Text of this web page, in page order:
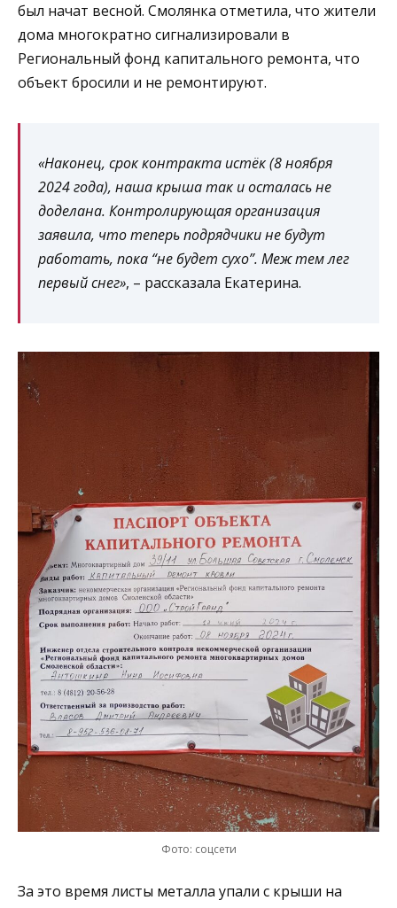
был начат весной. Смолянка отметила, что жители
дома многократно сигнализировали в
Региональный фонд капитального ремонта, что
объект бросили и не ремонтируют.
«Наконец, срок контракта истёк (8 ноября
2024 года), наша крыша так и осталась не
доделана. Контролирующая организация
заявила, что теперь подрядчики не будут
работать, пока “не будет сухо”. Меж тем лег
первый снег», – рассказала Екатерина.
Фото: соцсети
За это время листы металла упали с крыши на